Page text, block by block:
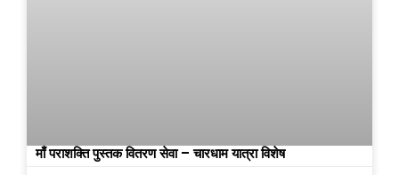
माँ पराशक्ति पुस्तक वितरण सेवा – चारधाम यात्रा विशेष